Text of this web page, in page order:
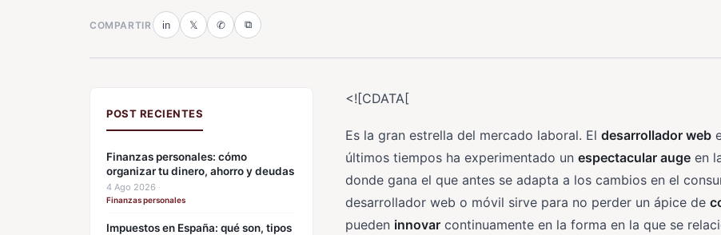
COMPARTIR in 𝕏 ✆ ⧉
POST RECIENTES
Finanzas personales: cómo
organizar tu dinero, ahorro y deudas
4 Ago 2026 ·
Finanzas personales
Impuestos en España: qué son, tipos
<![CDATA[
Es la gran estrella del mercado laboral. El desarrollador web
últimos tiempos ha experimentado un espectacular auge en
donde gana el que antes se adapta a los cambios en el
desarrollador web o móvil sirve para no perder un ápice de
pueden innovar continuamente en la forma en la que se